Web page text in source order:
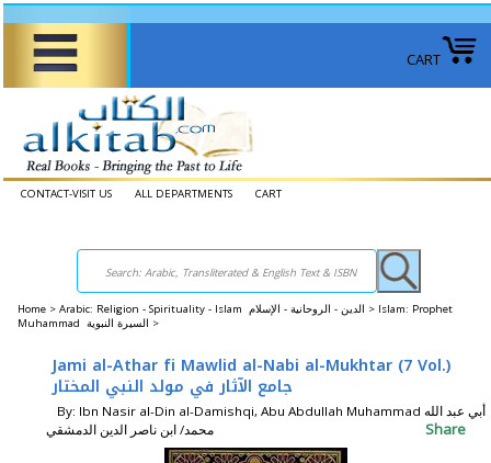
CART
CONTACT-VISIT US ALL DEPARTMENTS CART
Home > Arabic: Religion - Spirituality - Islam الدين - الروحانية - الإسلام > Islam: Prophet
Muhammad السيرة النبوية >
Jami al-Athar fi Mawlid al-Nabi al-Mukhtar (7 Vol.)
جامع الآثار في مولد النبي المختار
By: Ibn Nasir al-Din al-Damishqi, Abu Abdullah Muhammad أبي عبد الله
محمد/ ابن ناصر الدين الدمشقي
Share